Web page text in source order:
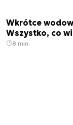
Wkrótce
Wszystko, co
8 min.